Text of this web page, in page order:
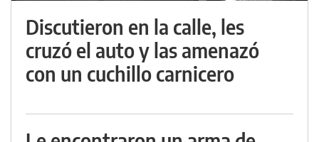
Discutieron en la calle, les
cruzó el auto y las amenazó
con un cuchillo carnicero